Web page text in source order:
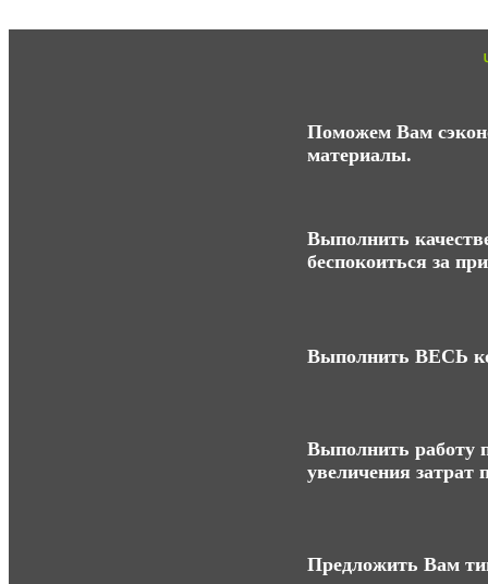
Поможем Вам
материалы.
Выполнить
беспокоиться за
Выполнить ВЕСЬ
Выполнить работу
увеличения затрат
Предложить Вам